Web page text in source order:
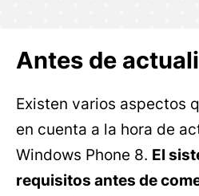
Antes de
Existen varios aspectos
en cuenta a la hora de
Windows Phone 8. El
requisitos antes de